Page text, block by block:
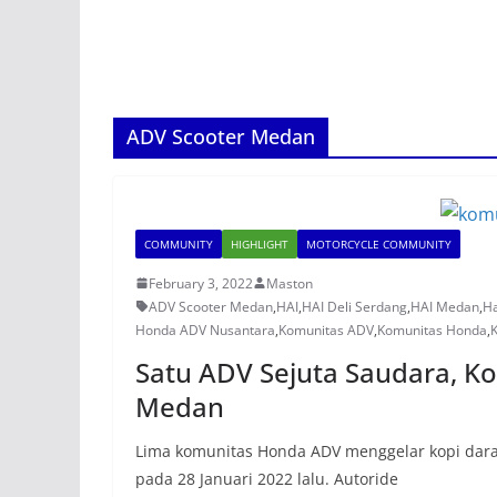
ADV Scooter Medan
COMMUNITY HIGHLIGHT MOTORCYCLE COMMUNITY
February 3, 2022
Maston
ADV Scooter Medan,HAI,HAI Deli Serdang,HAI Medan,
Honda ADV Nusantara,Komunitas ADV,Komunitas Honda,
Satu ADV Sejuta Saudara,
Medan
Lima komunitas Honda ADV menggelar kopi
pada 28 Januari 2022 lalu. Autoride